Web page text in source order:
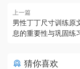
上一篇
男性丁丁尺寸训练原
息的重要性与巩固练
猜你喜欢